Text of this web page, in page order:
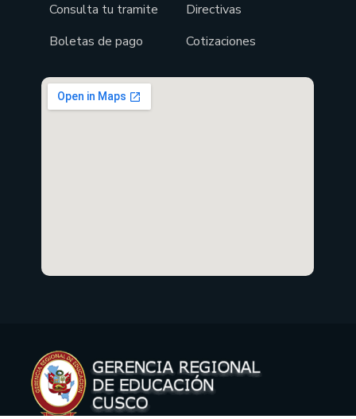
Consulta tu tramite
Boletas de pago
Directivas
Cotizaciones